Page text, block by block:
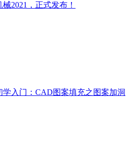
2021，正式发布！
学入门：CAD图案填充之图案加洞